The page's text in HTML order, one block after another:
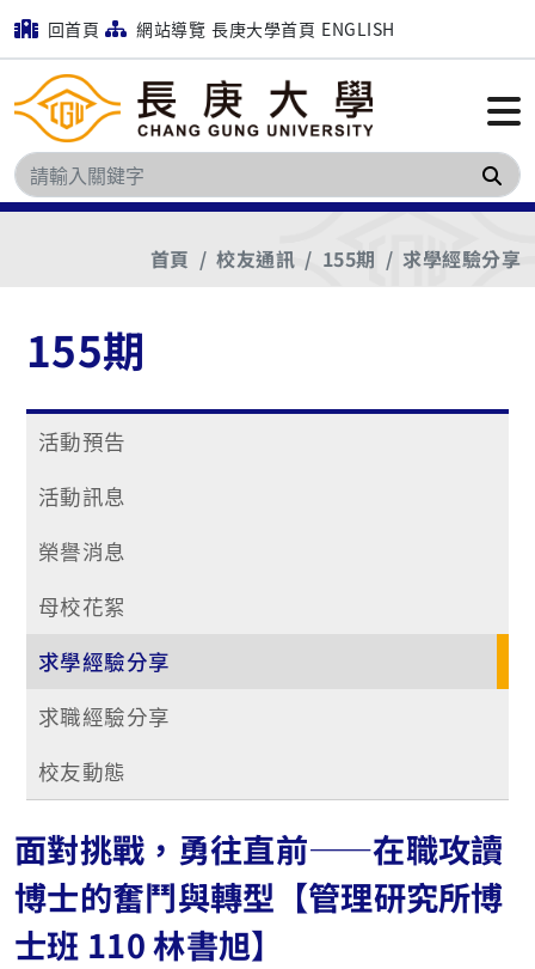
回首頁 網站導覽 長庚大學首頁 ENGLISH
搜
首頁 校友通訊 155期 求學經驗分享
155期
活動預告
活動訊息
榮譽消息
母校花絮
求學經驗分享
求職經驗分享
校友動態
面對挑戰，勇往直前——在職攻讀
博士的奮鬥與轉型【管理研究所博
士班 110 林書旭】